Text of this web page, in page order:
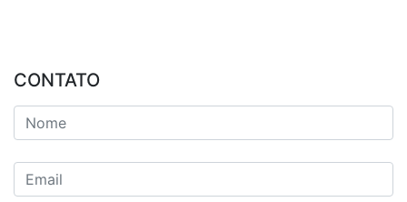
CONTATO